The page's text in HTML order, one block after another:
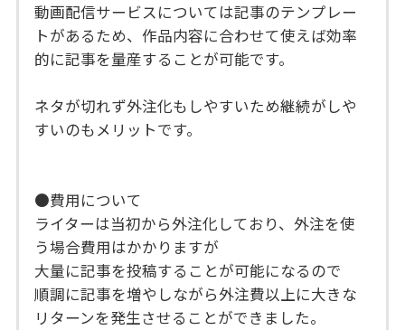
動画配信サービスについては記事のテンプレー
トがあるため、作品内容に合わせて使えば効率
的に記事を量産することが可能です。
ネタが切れず外注化もしやすいため継続がしや
すいのもメリットです。
●費用について
ライターは当初から外注化しており、外注を使
う場合費用はかかりますが
大量に記事を投稿することが可能になるので
順調に記事を増やしながら外注費以上に大きな
リターンを発生させることができました。